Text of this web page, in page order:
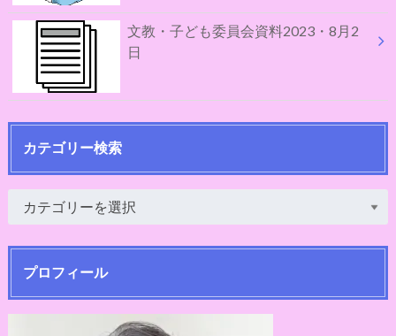
文教・子ども委員会資料2023・8月2
日
カテゴリー検索
プロフィール